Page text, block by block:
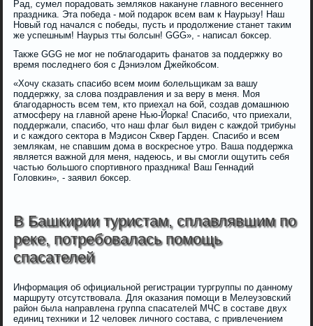
Рад, сумел порадовать земляков накануне главного весеннего
праздника. Эта победа - мой подарок всем вам к Наурызу! Наш
Новый год начался с победы, пусть и продолжение станет таким
же успешным! Наурыз тты болсын! GGG», - написал боксер.
Также GGG не мог не поблагодарить фанатов за поддержку во
время последнего боя с Дэниэлом Джейкобсом.
«Хочу сказать спасибо всем моим болельщикам за вашу
поддержку, за слова поздравления и за веру в меня. Моя
благодарность всем тем, кто приехал на бой, создав домашнюю
атмосферу на главной арене Нью-Йорка! Спасибо, что приехали,
поддержали, спасибо, что наш флаг был виден с каждой трибуны
и с каждого сектора в Мэдисон Сквер Гарден. Спасибо и всем
землякам, не спавшим дома в воскресное утро. Ваша поддержка
является важной для меня, надеюсь, и вы смогли ощутить себя
частью большого спортивного праздника! Ваш Геннадий
Головкин», - заявил боксер.
В Башкирии туристам, сплавлявшим по
реке, потребовалась помощь
спасателей
Информация об официальной регистрации тургруппы по данному
маршруту отсутствовала. Для оказания помощи в Мелеузовский
район была направлена группа спасателей МЧС в составе двух
единиц техники и 12 человек личного состава, с привлечением